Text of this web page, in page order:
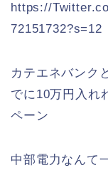
https://
72151732?s=12
カテエネバンク
でに10万円入れ
ペーン
中部電力なんて